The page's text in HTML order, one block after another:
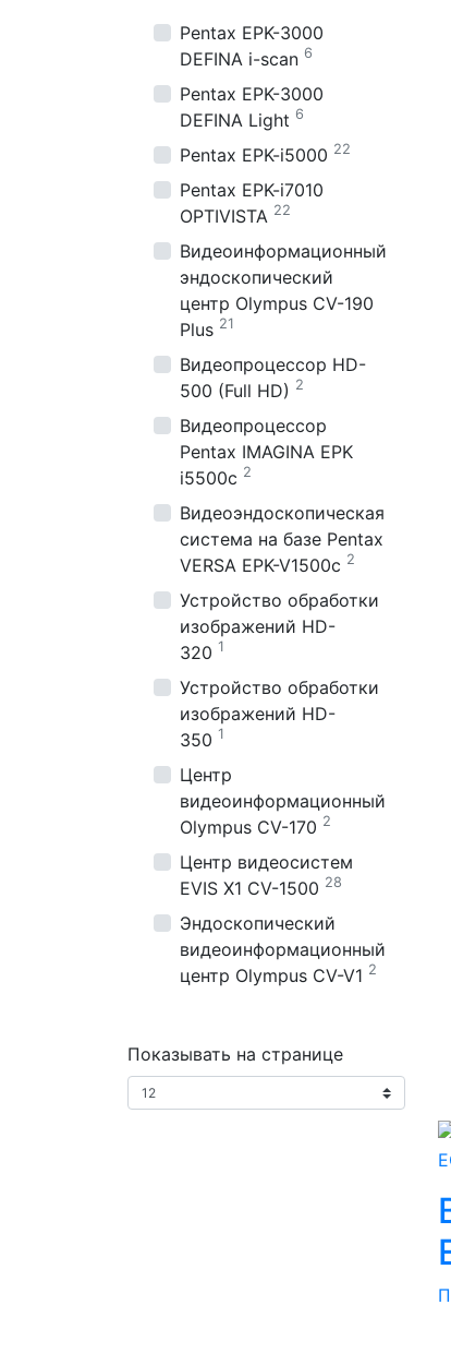
Pentax EPK-3000
DEFINA i-scan 6
Pentax EPK-3000
DEFINA Light 6
Pentax EPK-i5000 22
Pentax EPK-i7010
OPTIVISTA 22
Видеоинформационный
эндоскопический
центр Olympus CV-190
Plus 21
Видеопроцессор HD-
500 (Full HD) 2
Видеопроцессор
Pentax IMAGINA EPK
i5500c 2
Видеоэндоскопическая
система на базе Pentax
VERSA EPK-V1500c 2
Устройство обработки
изображений HD-
320 1
Устройство обработки
изображений HD-
350 1
Центр
видеоинформационный
Olympus CV-170 2
Центр видеосистем
EVIS X1 CV-1500 28
Эндоскопический
видеоинформационный
центр Olympus CV-V1 2
Показывать на странице